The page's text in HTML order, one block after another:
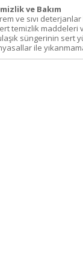
ve Bakım
ve sıvı
temizlik
süngerinin sert
ile